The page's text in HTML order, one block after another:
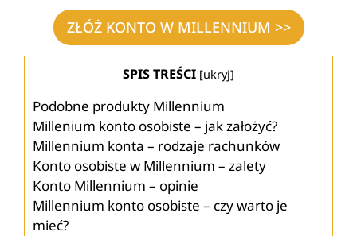
ZŁÓŻ KONTO W MILLENNIUM >>
SPIS TREŚCI [ukryj]
Podobne produkty Millennium
Millenium konto osobiste – jak założyć?
Millennium konta – rodzaje rachunków
Konto osobiste w Millennium – zalety
Konto Millennium – opinie
Millennium konto osobiste – czy warto je
mieć?